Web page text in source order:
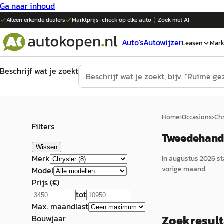
Ga naar inhoud
Alleen erkende dealers Marktprijs-check op elkeauto Zoek met AI
Auto'sAutowijzerLeasen
Beschrijf wat je zoekt
Filters
Wissen
Merk
Model
Prijs (€)
tot
Max. maandlast
Bouwjaar
Home›Occasions›
Inaugustus 2026
vorige maand.